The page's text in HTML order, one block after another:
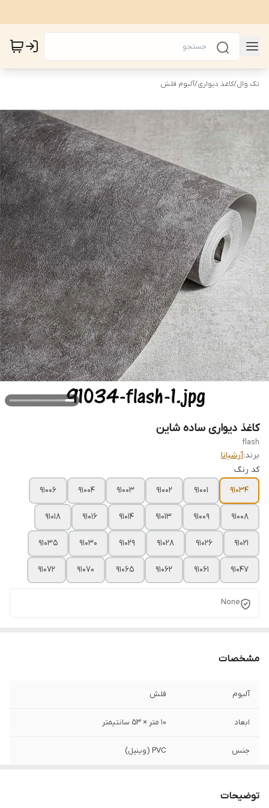
تک وال/کاغذ دیواری/آلبوم فلش
کاغذ دیواری ساده شاین
flash
برند:آرشیانا
کد رنگ
91034
91001
91002
91003
91004
91006
91008
91009
91013
91014
91016
91018
91021
91026
91028
91029
91030
91035
91047
91061
91062
91065
91070
91072
None
مشخصات
آلبوم فلش
ابعاد 10 متر × 53 سانتیمتر
جنس PVC (وینیل)
توضیحات